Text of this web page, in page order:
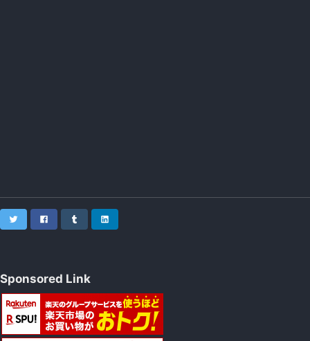
Twitter FacebookTumblr
Sponsored Link